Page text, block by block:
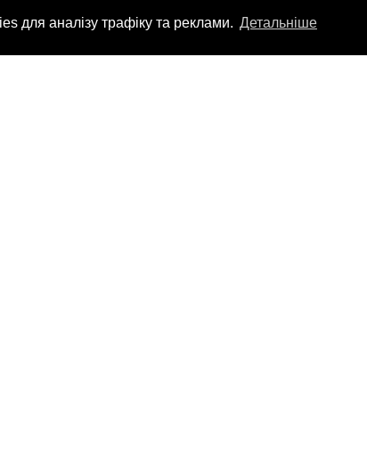
для аналізу трафіку та реклами. Детальніше
балістичних установках на
території РФ, - ЗМІ